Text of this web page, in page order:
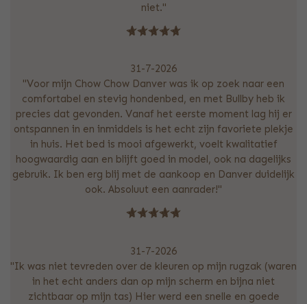
niet."
31-7-2026
"Voor mijn Chow Chow Danver was ik op zoek naar een
comfortabel en stevig hondenbed, en met Bullby heb ik
precies dat gevonden. Vanaf het eerste moment lag hij er
ontspannen in en inmiddels is het echt zijn favoriete plekje
in huis. Het bed is mooi afgewerkt, voelt kwalitatief
hoogwaardig aan en blijft goed in model, ook na dagelijks
gebruik. Ik ben erg blij met de aankoop en Danver duidelijk
ook. Absoluut een aanrader!"
31-7-2026
"Ik was niet tevreden over de kleuren op mijn rugzak (waren
in het echt anders dan op mijn scherm en bijna niet
zichtbaar op mijn tas) Hier werd een snelle en goede